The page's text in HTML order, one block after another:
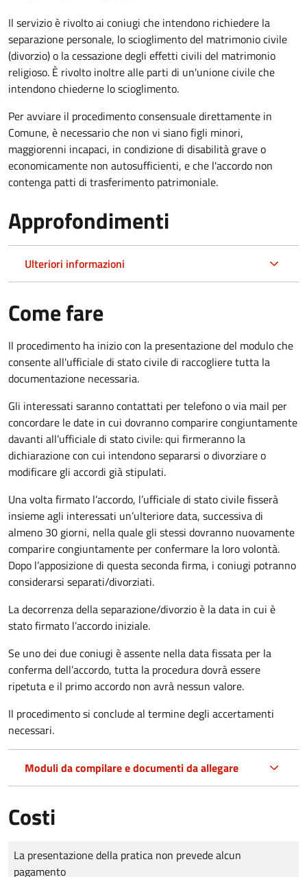
Il servizio è rivolto ai coniugi che intendono richiedere la
separazione personale, lo scioglimento del matrimonio civile
(divorzio) o la cessazione degli effetti civili del matrimonio
religioso. È rivolto inoltre alle parti di un'unione civile che
intendono chiederne lo scioglimento.
Per avviare il procedimento consensuale direttamente in
Comune, è necessario che non vi siano figli minori,
maggiorenni incapaci, in condizione di disabilità grave o
economicamente non autosufficienti, e che l'accordo non
contenga patti di trasferimento patrimoniale.
Approfondimenti
Ulteriori informazioni
Come fare
Il procedimento ha inizio con la presentazione del modulo che
consente all'ufficiale di stato civile di raccogliere tutta la
documentazione necessaria.
Gli interessati saranno contattati per telefono o via mail per
concordare le date in cui dovranno comparire congiuntamente
davanti all’ufficiale di stato civile: qui firmeranno la
dichiarazione con cui intendono separarsi o divorziare o
modificare gli accordi già stipulati.
Una volta firmato l’accordo, l’ufficiale di stato civile fisserà
insieme agli interessati un’ulteriore data, successiva di
almeno 30 giorni, nella quale gli stessi dovranno nuovamente
comparire congiuntamente per confermare la loro volontà.
Dopo l’apposizione di questa seconda firma, i coniugi potranno
considerarsi separati/divorziati.
La decorrenza della separazione/divorzio è la data in cui è
stato firmato l’accordo iniziale.
Se uno dei due coniugi è assente nella data fissata per la
conferma dell’accordo, tutta la procedura dovrà essere
ripetuta e il primo accordo non avrà nessun valore.
Il procedimento si conclude al termine degli accertamenti
necessari.
Moduli da compilare e documenti da allegare
Costi
Tipo di pagamento
Importo
La presentazione della pratica non prevede alcun
pagamento